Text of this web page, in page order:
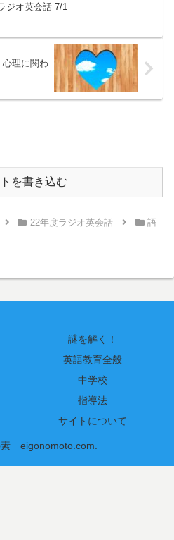
ジオ英会話 7/1
理に関わ
を書き込む
22年度ラジオ英会話
語
謎を解く！
英語教育全般
中学校
指導法
サイトについて
eigonomoto.com.